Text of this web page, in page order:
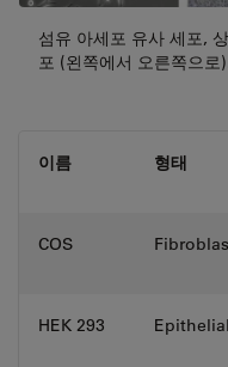
섬유 아세포 유사 세포,
포 (왼쪽에서 오른쪽으로
이름 형태
COS
HEK 293